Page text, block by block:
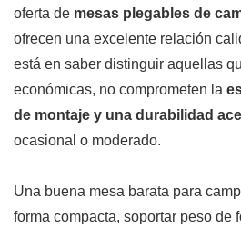
oferta de mesas plegables de
ofrecen una excelente relación
está en saber distinguir aquellas
económicas, no comprometen la
de montaje y una durabilidad
ocasional o moderado.
Una buena mesa barata para
forma compacta, soportar peso de